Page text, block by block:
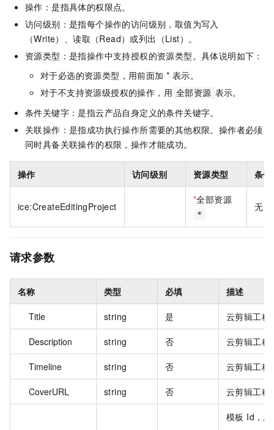
操作：是指具体的权限点。
访问级别：是指每个操作的访问级别，取值为写入
（Write）、读取（Read）或列出（List）。
资源类型：是指操作中支持授权的资源类型。具体说明如下：
对于必选的资源类型，用前面加 * 表示。
对于不支持资源级授权的操作，用 全部资源 表示。
条件关键字：是指云产品自身定义的条件关键字。
关联操作：是指成功执行操作所需要的其他权限。操作者必须
同时具备关联操作的权限，操作才能成功。
操作 访问级别 资源类型 条
ice:CreateEditingProject
*全部资源
*
无
请求参数
名称 类型 必填 描述
Title string 是 云剪辑工程
Description string 否 云剪辑工程
Timeline string 否 云剪辑工程
CoverURL string 否 云剪辑工程
模板 Id，